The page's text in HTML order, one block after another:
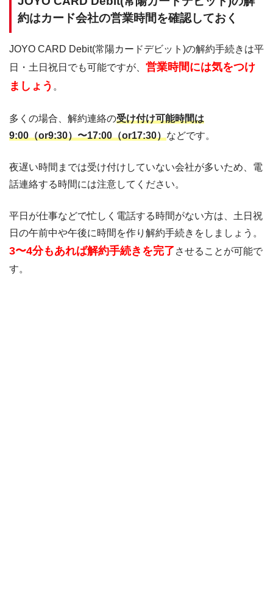
約はカード会社の営業時間を確認しておく
JOYO CARD Debit(常陽カードデビット)の解約手続きは平
日・土日祝日でも可能ですが、 営業時間には気をつけ
ましょう 。
多くの場合、解約連絡の受け付け可能時間は
9:00（or9:30）〜17:00（or17:30）などです。
夜遅い時間までは受け付けしていない会社が多いため、電
話連絡する時間には注意してください。
平日が仕事などで忙しく電話する時間がない方は、土日祝
日の午前中や午後に時間を作り解約手続きをしましょう。
3〜4分もあれば解約手続きを完了 させることが可能で
す。